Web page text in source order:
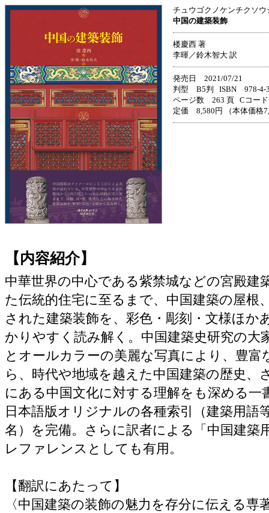
チュウゴクノケンチクソウ
中国の建築装飾
楼慶西 著
李暉／鈴木智大 訳
発売日 2021/07/21
判型 B5判 ISBN 978-4-
ページ数 263 頁 Cコー
定価 8,580円 （本体価格
【内容紹介】
中華世界の中心である紫禁城などの宮殿建
た伝統的住宅に至るまで、中国建築の屋根
された建築装飾を、彩色・彫刻・文様ほか
かりやすく読み解く。中国建築史研究の大
とオールカラーの美麗な写真により、豊富
ら、時代や地域を越えた中国建築の歴史、
にある中国文化に対する理解をも深める一
日本語版オリジナルの各種索引（建築用語
名）を完備。さらに訳者による「中国建築
レファレンスとしても有用。
【翻訳にあたって】
〈中国建築の装飾の魅力を存分に伝える専